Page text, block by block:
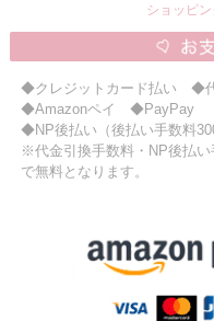
ショッピ
◆クレジットカード払い ◆代
◆Amazonペイ ◆PayPay
◆NP後払い（後払い手数料
※代金引換手数料・NP後払
で無料となります。